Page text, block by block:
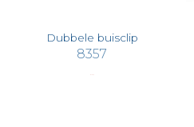
Dubbele buisclip
8357